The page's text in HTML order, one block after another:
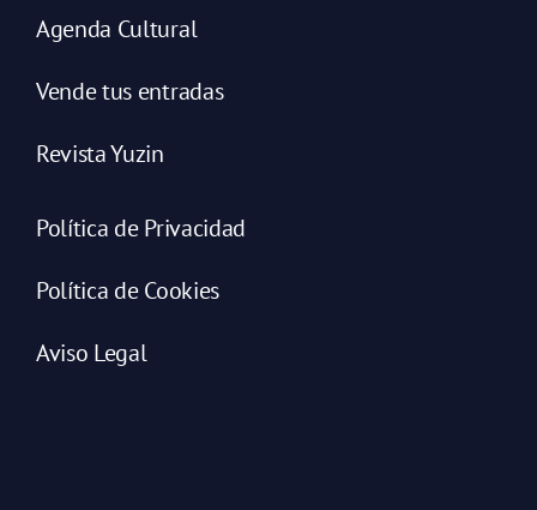
Agenda Cultural
Vende tus entradas
Revista Yuzin
Política de Privacidad
Política de Cookies
Aviso Legal